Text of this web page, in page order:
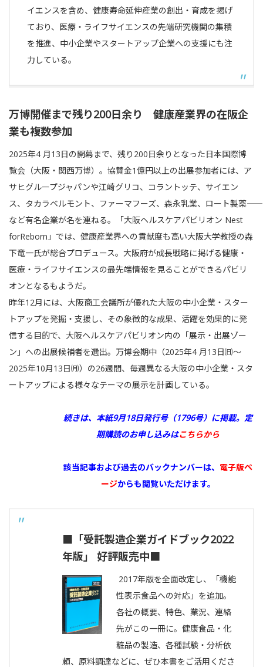
イエンスを含め、健康寿命延伸産業の創出・育成を掲げ
ており、医療・ライフサイエンスの先端研究機関の集積
を推進、中小企業やスタートアップ企業への支援にも注
力している。
万博開催まで残り200日余り 健康産業界の在阪企
業も複数参加
2025年4 月13日の開幕まで、残り200日余りとなった日本国際博
覧会（大阪・関西万博）。協賛金1億円以上の出展参加者には、ア
サヒグループジャパンや江崎グリコ、コラントッテ、サイエン
ス、タカラベルモント、ファーマフーズ、森永乳業、ロート製薬――
など有名企業が名を連ねる。「大阪ヘルスケアパビリオン Nest
forReborn」では、健康産業界への貢献度も高い大阪大学教授の森
下竜一氏が総合プロデュース。大阪府が成長戦略に掲げる健康・
医療・ライフサイエンスの最先端情報を見ることができるパビリ
オンとなるもようだ。
昨年12月には、大阪商工会議所が優れた大阪の中小企業・スター
トアップを発掘・支援し、その象徴的な成果、活躍を効果的に発
信する目的で、大阪ヘルスケアパビリオン内の「展示・出展ゾー
ン」への出展候補者を選出。万博会期中（2025年4 月13日㈰〜
2025年10月13日㈪）の26週間、毎週異なる大阪の中小企業・スタ
ートアップによる様々なテーマの展示を計画している。
続きは、本紙9月18日発行号（1796号）に掲載。 定
期購読のお申し込みはこちらから
該当記事および過去のバックナンバーは、 電子版ペ
ージからも閲覧いただけます。
■「受託製造企業ガイドブック2022
年版」 好評販売中■
2017年版を全面改定し、「機能
性表示食品への対応」を追加。
各社の概要、特色、業況、連絡
先がこの一冊に。健康食品・化
粧品の製造、各種試験・分析依
頼、原料調達などに、ぜひ本書をご活用くださ